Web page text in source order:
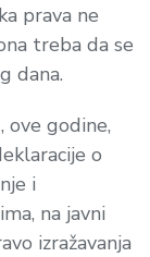
prava ne
treba da se
dana.
ove godine,
o
i
na javni
izražavanja